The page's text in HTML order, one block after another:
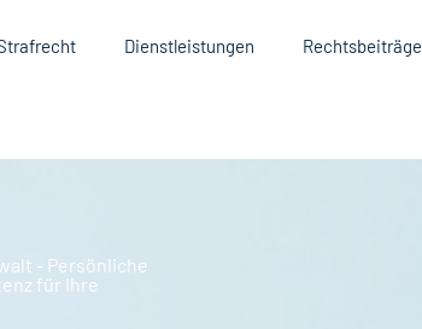
Dienstleistungen Rechtsbeiträge
- Persönliche
für Ihre